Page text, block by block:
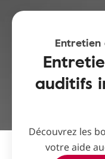
auditifs
Découvrez les
votre aide